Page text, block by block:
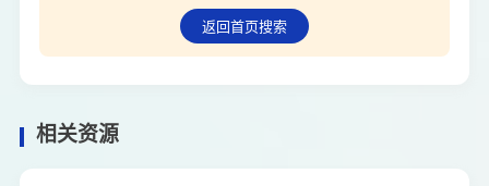
返回首页搜索
相关资源